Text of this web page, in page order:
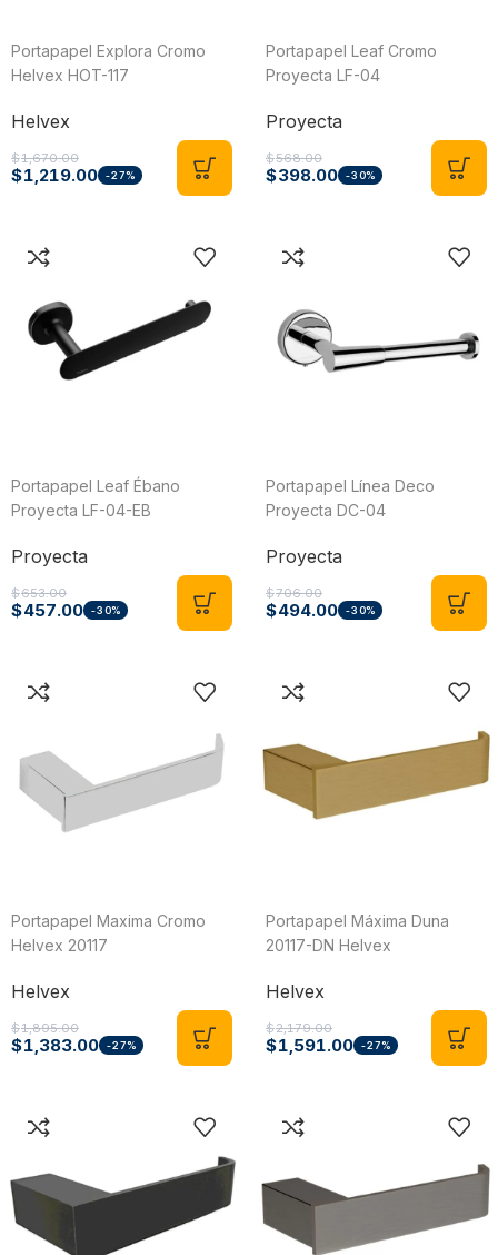
Portapapel Explora Cromo
Helvex HOT-117
Helvex
$1,670.00
$1,219.00 -27%
Portapapel Leaf Cromo
Proyecta LF-04
Proyecta
$568.00
$398.00 -30%
Portapapel Leaf Ébano
Proyecta LF-04-EB
Proyecta
$653.00
$457.00 -30%
Portapapel Línea Deco
Proyecta DC-04
Proyecta
$706.00
$494.00 -30%
Portapapel Maxima Cromo
Helvex 20117
Helvex
$1,895.00
$1,383.00 -27%
Portapapel Máxima Duna
20117-DN Helvex
Helvex
$2,179.00
$1,591.00 -27%